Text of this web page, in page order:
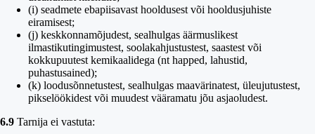
(i) seadmete ebapiisavast hooldusest või hooldusjuhiste
eiramisest;
(j) keskkonnamõjudest, sealhulgas äärmuslikest
ilmastikutingimustest, soolakahjustustest, saastest või
kokkupuutest kemikaalidega (nt happed, lahustid,
puhastusained);
(k) loodusõnnetustest, sealhulgas maavärinatest, üleujutustest,
pikselöökidest või muudest vääramatu jõu asjaoludest.
6.9 Tarnija ei vastuta: